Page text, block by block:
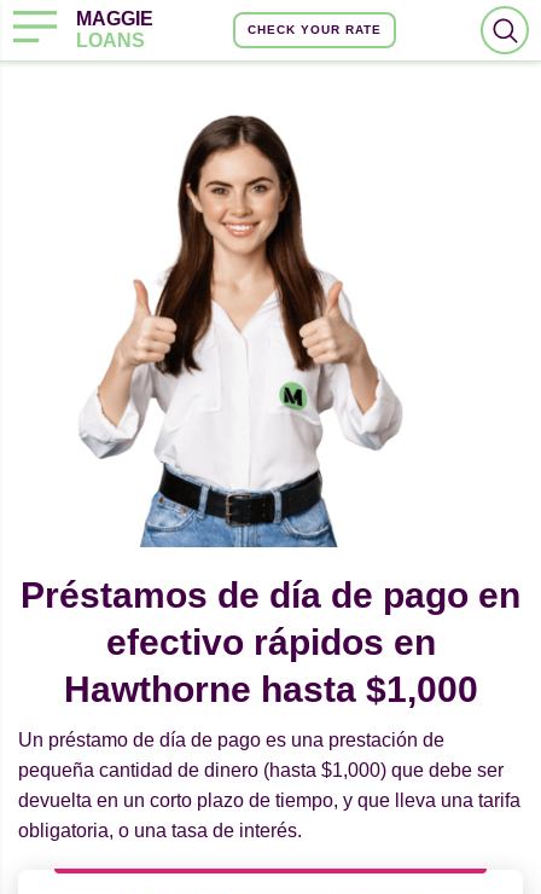
MAGGIE
LOANS
CHECK YOUR RATE
Préstamos de día de pago en
efectivo rápidos en
Hawthorne hasta $1,000
Un préstamo de día de pago es una prestación de
pequeña cantidad de dinero (hasta $1,000) que debe ser
devuelta en un corto plazo de tiempo, y que lleva una tarifa
obligatoria, o una tasa de interés.